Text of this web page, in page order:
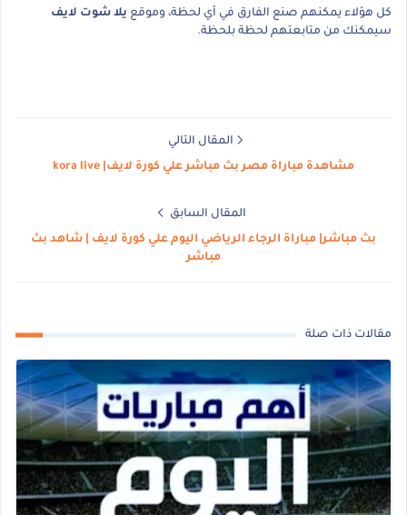
كل هؤلاء يمكنهم صنع الفارق في أي لحظة، وموقع يلا شوت لايف
سيمكنك من متابعتهم لحظة بلحظة.
المقال التالي
مشاهدة مباراة مصر بث مباشر علي كورة لايف| kora live
المقال السابق
بث مباشر| مباراة الرجاء الرياضي اليوم علي كورة لايف | شاهد بث
مباشر
مقالات ذات صلة